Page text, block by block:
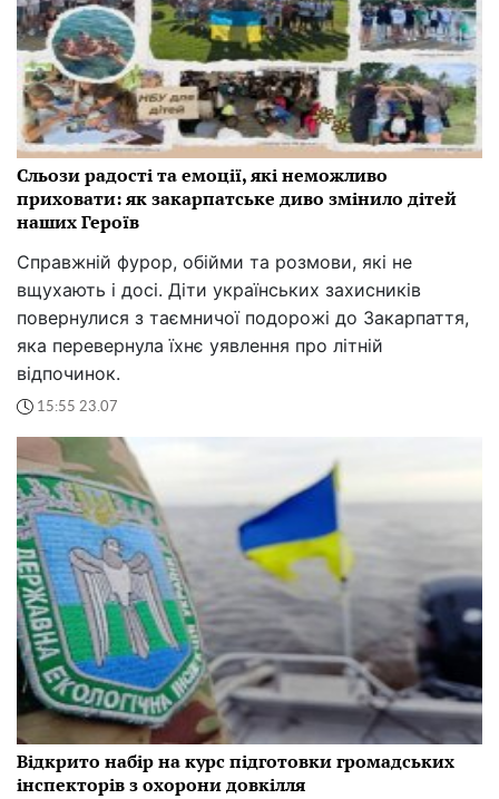
Сльози радості та емоції, які неможливо
приховати: як закарпатське диво змінило дітей
наших Героїв
Справжній фурор, обійми та розмови, які не
вщухають і досі. Діти українських захисників
повернулися з таємничої подорожі до Закарпаття,
яка перевернула їхнє уявлення про літній
відпочинок.
15:55 23.07
Відкрито набір на курс підготовки громадських
інспекторів з охорони довкілля